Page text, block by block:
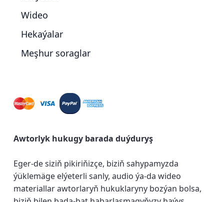
Wideo
Hekaýalar
Meşhur soraglar
Awtorlyk hukugy barada duýduryş
Eger-de siziň pikiriňizçe, biziň sahypamyzda
ýüklemäge elýeterli sanly, audio ýa-da wideo
materiallar awtorlaryň hukuklaryny bozýan bolsa,